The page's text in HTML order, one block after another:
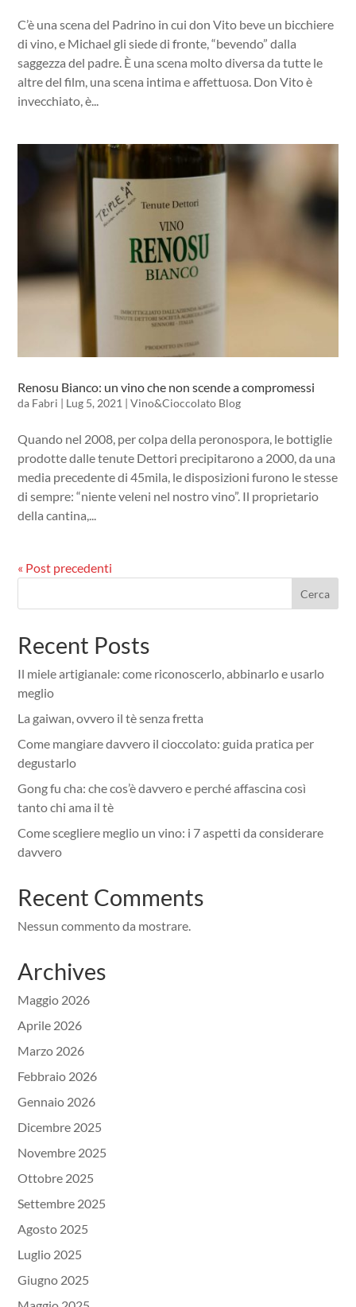
C’è una scena del Padrino in cui don Vito beve un bicchiere
di vino, e Michael gli siede di fronte, “bevendo” dalla
saggezza del padre. È una scena molto diversa da tutte le
altre del film, una scena intima e affettuosa. Don Vito è
invecchiato, è...
Renosu Bianco: un vino che non scende a compromessi
da Fabri Lug 5, 2021 |Vino&Cioccolato Blog
Quando nel 2008, per colpa della peronospora, le bottiglie
prodotte dalle tenute Dettori precipitarono a 2000, da una
media precedente di 45mila, le disposizioni furono le stesse
di sempre: “niente veleni nel nostro vino”. Il proprietario
della cantina,...
« Post precedenti
Cerca
Recent Posts
Il miele artigianale: come riconoscerlo, abbinarlo e usarlo
meglio
La gaiwan, ovvero il tè senza fretta
Come mangiare davvero il cioccolato: guida pratica per
degustarlo
Gong fu cha: che cos’è davvero e perché affascina così
tanto chi ama il tè
Come scegliere meglio un vino: i 7 aspetti da considerare
davvero
Recent Comments
Nessun commento da mostrare.
Archives
Maggio 2026
Aprile 2026
Marzo 2026
Febbraio 2026
Gennaio 2026
Dicembre 2025
Novembre 2025
Ottobre 2025
Settembre 2025
Agosto 2025
Luglio 2025
Giugno 2025